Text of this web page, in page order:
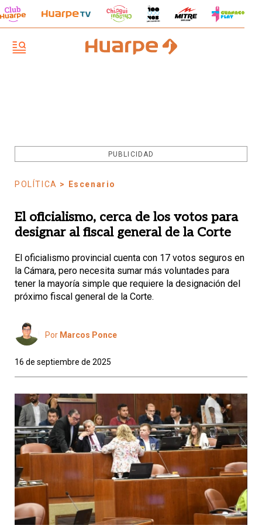
PUBLICIDAD
POLÍTICA > Escenario
El oficialismo, cerca de los votos para
designar al fiscal general de la Corte
El oficialismo provincial cuenta con 17 votos seguros en
la Cámara, pero necesita sumar más voluntades para
tener la mayoría simple que requiere la designación del
próximo fiscal general de la Corte.
Por Marcos Ponce
16 de septiembre de 2025